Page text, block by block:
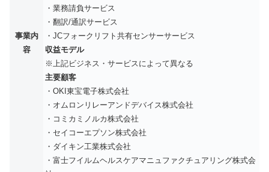
事業内
容
・業務請負サービス
・翻訳/通訳サービス
・JCフォークリフト共有センサーサービス
収益モデル
※上記ビジネス・サービスによって異なる
主要顧客
・OKI東宝電子株式会社
・オムロンリレーアンドデバイス株式会社
・コミカミノルカ株式会社
・セイコーエプソン株式会社
・ダイキン工業株式会社
・富士フイルムヘルスケアマニュファクチュアリング株式会